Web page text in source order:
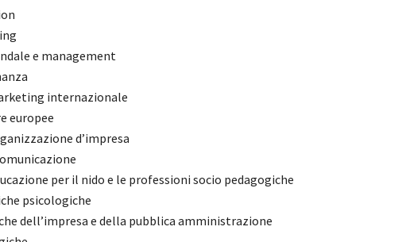
e management
internazionale
europee
d’impresa
per il nido e le professioni socio pedagogiche
psicologiche
dell’impresa e della pubblica amministrazione